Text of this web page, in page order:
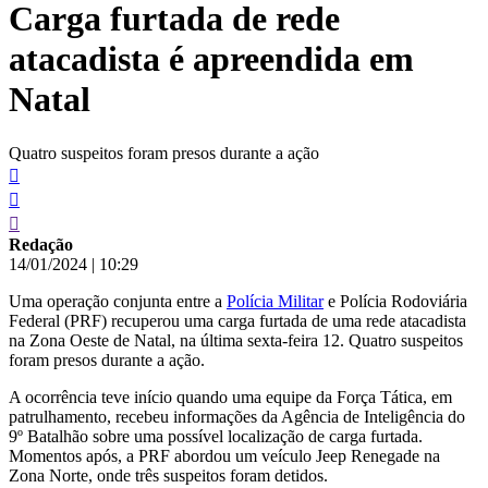
conteúdo
Carga furtada de rede
atacadista é apreendida em
Natal
Quatro suspeitos foram presos durante a ação
Redação
14/01/2024 | 10:29
Uma operação conjunta entre a Polícia Militare Polícia Rodoviária
Federal (PRF) recuperou uma carga furtada de uma rede atacadista
na Zona Oeste de Natal, na última sexta-feira 12. Quatro suspeitos
foram presos durante a ação.
A ocorrência teve início quando uma equipe da Força Tática, em
patrulhamento, recebeu informações da Agência de Inteligência do
9º Batalhão sobre uma possível localização de carga furtada.
Momentos após, a PRF abordou um veículo Jeep Renegade na
Zona Norte, onde três suspeitos foram detidos.